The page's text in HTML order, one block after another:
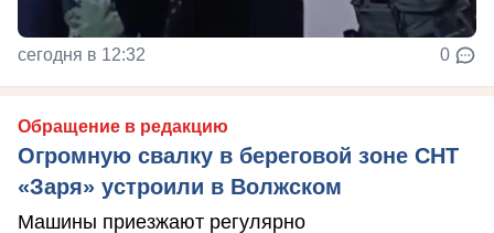
сегодня в 12:32 0
Обращение в редакцию
Огромную свалку в береговой зоне СНТ
«Заря» устроили в Волжском
Машины приезжают регулярно